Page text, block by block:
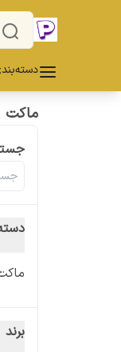
ماکت
برند